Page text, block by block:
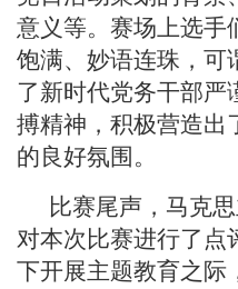
意义等。赛场上选手
饱满、妙语连珠，可
了新时代党务干部严
搏精神，积极营造出
的良好氛围。
比赛尾声，马克
对本次比赛进行了点
下开展主题教育之际